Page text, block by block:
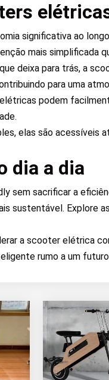
significativa ao
mais simplificada
deixa para trás, a
para uma
podem
elas são acessíveis
dia a dia
sem sacrificar a
sustentável. Explore
a scooter elétrica
rumo a um